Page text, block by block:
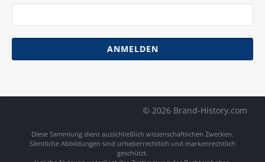
ANMELDEN
© 2026 Brand-History.com
Diese Sammlung dient ausschließlich wissenschaftlichen Zwecken.
Sämtliche Abbildungen sind urheberrechtlich und markenrechtlich
geschützt.